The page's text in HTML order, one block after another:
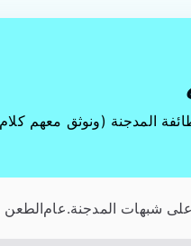
المدجنة (ونوثق معهم
على شبهات المدجنة.عامالطعن